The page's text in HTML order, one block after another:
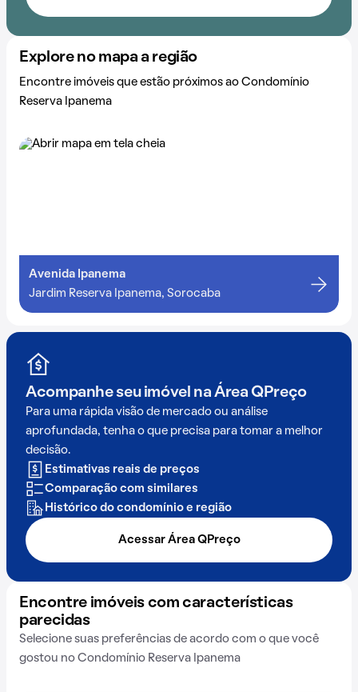
Explore no mapa a região
Encontre imóveis que estão próximos ao Condomínio
Reserva Ipanema
Avenida Ipanema
Jardim Reserva Ipanema, Sorocaba
Acompanhe seu imóvel na Área QPreço
Para uma rápida visão de mercado ou análise
aprofundada, tenha o que precisa para tomar a melhor
decisão.
Estimativas reais de preços
Comparação com similares
Histórico do condomínio e região
Acessar Área QPreço
Encontre imóveis com características
parecidas
Selecione suas preferências de acordo com o que você
gostou no Condomínio Reserva Ipanema